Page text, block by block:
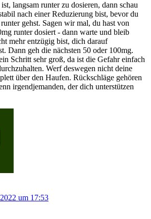
langsam runter zu dosieren, dann schau
nach einer Reduzierung bist, bevor du
gehst. Sagen wir mal, du hast von
runter dosiert - dann warte und bleib
mehr entzügig bist, dich darauf
Dann geh die nächsten 50 oder 100mg.
Schritt sehr groß, da ist die Gefahr einfach
Werf deswegen nicht deine
über den Haufen. Rückschläge gehören
irgendjemanden, der dich unterstützen
um 17:53